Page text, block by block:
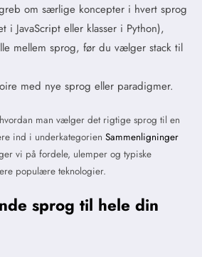
om særlige koncepter i hvert sprog
i JavaScript eller klasser i Python),
mellem sprog, før du vælger stack til
med nye sprog eller paradigmer.
man vælger det rigtige sprog til en
ind i underkategorien Sammenligninger
vi på fordele, ulemper og typiske
populære teknologier.
sprog til hele din